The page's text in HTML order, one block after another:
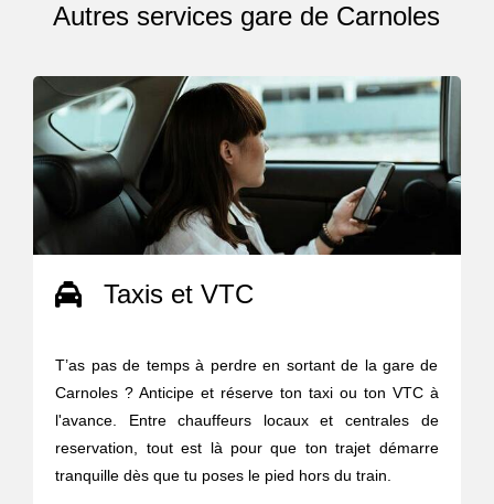
Autres services gare de Carnoles
Taxis et VTC
T’as pas de temps à perdre en sortant de la gare de
Carnoles ? Anticipe et réserve ton taxi ou ton VTC à
l'avance. Entre chauffeurs locaux et centrales de
reservation, tout est là pour que ton trajet démarre
tranquille dès que tu poses le pied hors du train.